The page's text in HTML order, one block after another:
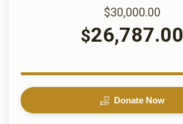
$30,000.00
$26,787.00
Donate Now